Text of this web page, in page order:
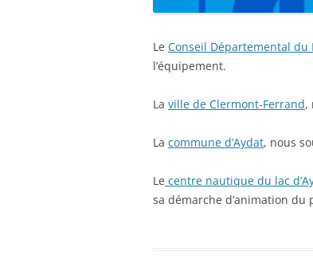
Le Conseil Départemental du
l’équipement.
La ville de Clermont-Ferrand,
La commune d’Aydat, nous
Le centre nautique du lac
sa démarche d’animation du